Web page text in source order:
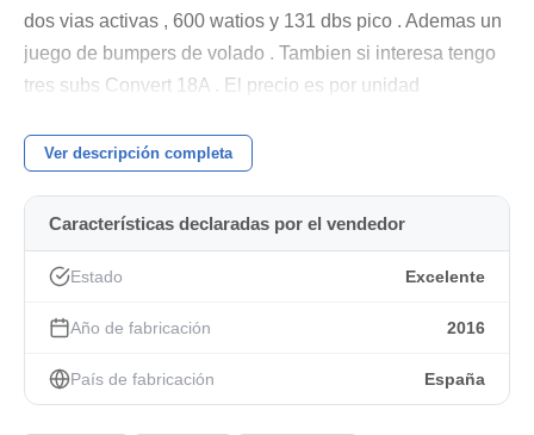
dos vias activas , 600 watios y 131 dbs pico . Ademas un
juego de bumpers de volado . Tambien si interesa tengo
tres subs Convert 18A . El precio es por unidad
Ver descripción completa
Características declaradas por el vendedor
Estado Excelente
Año de fabricación 2016
País de fabricación España